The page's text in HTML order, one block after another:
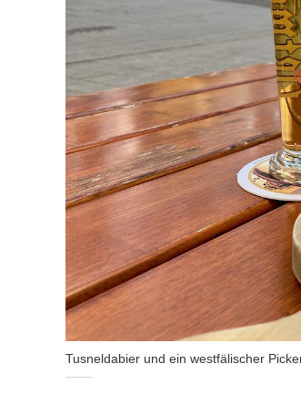
Tusneldabier und ein westfälischer